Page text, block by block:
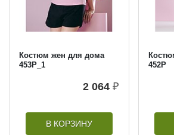
Костюм жен для дома
453Р_1
2 064 ₽
В КОРЗИНУ
452Р